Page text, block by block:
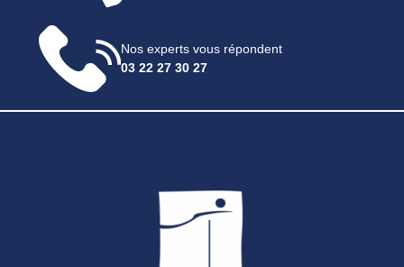
Nos experts vous répondent
03 22 27 30 27